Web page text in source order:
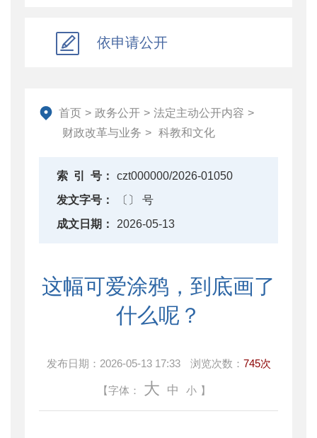
乡村振兴
资产监督管理
金融工作
财政内控监督
下载中心
重点领域信息公开
依申请公开
首页 > 政务公开 > 法定主动公开内容 >
财政改革与业务 > 科教和文化
索 引 号：
czt000000/2026-01050
发文字号：
〔〕 号
成文日期：
2026-05-13
这幅可爱涂鸦，到底画了
什么呢？
发布日期： 2026-05-13 17:33 浏览次数： 745次
【字体： 大 中 小 】